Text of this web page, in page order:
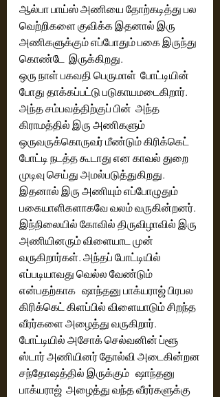
ஆல்பா பாய்ஸ் அணியை தோற்கடித்து பல
வெற்றிகளை குவிக்க இதனால் இரு
அணிகளுக்கும் எப்போதும் பகை இருந்து
கொண்டே  இருக்கிறது.
ஒரு நாள் பகவதி பெருமாள்  போட்டியின்
போது தாக்கப்பட்டு படுகாயமடைகிறார்.
அந்த சம்பவத்திற்குப் பின்  அந்த
கிராமத்தில் இரு அணிகளும்
ஒருவருக்கொருவர் மீண்டும் கிரிக்கெட்
போட்டி நடத்த கூடாது என காவல் துறை
முடிவு செய்து அமல்படுத்துகிறது.
இதனால் இரு அணியும் எப்போழுதும்
பகையாளிகளாகவே வலம் வருகின்றனர்.
இந்நிலையில் கோவில் திருவிழாவில் இரு
அணியினரும் விளையாட முன்
வருகிறார்கள். அந்தப் போட்டியில்
எப்படியாவது வெல்ல வேண்டும்
என்பதற்காக   ஷாந்தனு பாக்யராஜ் பிரபல
கிரிக்கெட் கிளப்பில் விளையாடும் சிறந்த
வீரர்களை அழைத்து வருகிறார்.
போட்டியில் அசோக் செல்வனின் ப்ளூ
ஸ்டார் அணியினர் தோல்வி அடைகின்றன
சந்தோஷத்தில் இருக்கும்   ஷாந்தனு
பாக்யராஜ்  அழைத்து வந்த வீரர்களுக்கு